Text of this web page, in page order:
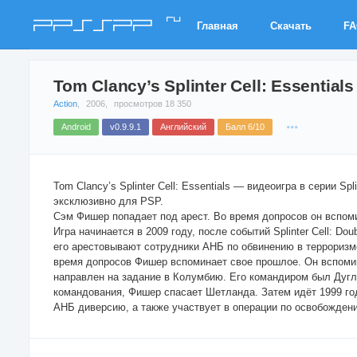
PPSSPP ru
Главная Скачать
Tom Clancy’s Splinter Cell: Essentials
Action 2006, просмотров 18 350
Android v0.9.9.1 Английский Балл 6/10
Tom Clancy’s Splinter Cell: Essentials — видеоигра в серии
эксклюзивно для PSP.
Сэм Фишер попадает под арест. Во время допросов он
Игра начинается в 2009 году, после событий Splinter Cell:
его арестовывают сотрудники АНБ по обвинению в
время допросов Фишер вспоминает свое прошлое. Он
направлен на задание в Колумбию. Его командиром был
командования, Фишер спасает Шетланда. Затем идёт 1999
АНБ диверсию, а также участвует в операции по